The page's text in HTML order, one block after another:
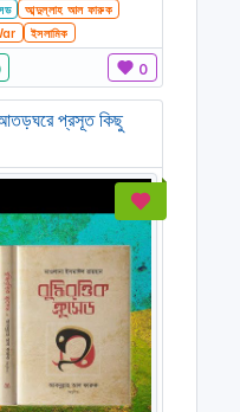
আব্দুল্লাহ আল ফারুক
ইসলামিক
0
প্রসূত কিছু